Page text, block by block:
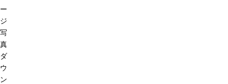
ー
ジ
写
真
ダ
ウ
ン